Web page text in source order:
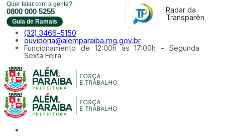
Radar da
Transparência
Quer falar com a gente?
0800 000 5255
Guia de Ramais
(32) 3466-5150
ouvidoria@alemparaiba.mg.gov.br
Funcionamento de 12:00h às 17:00h - Segunda à
Sexta Feira